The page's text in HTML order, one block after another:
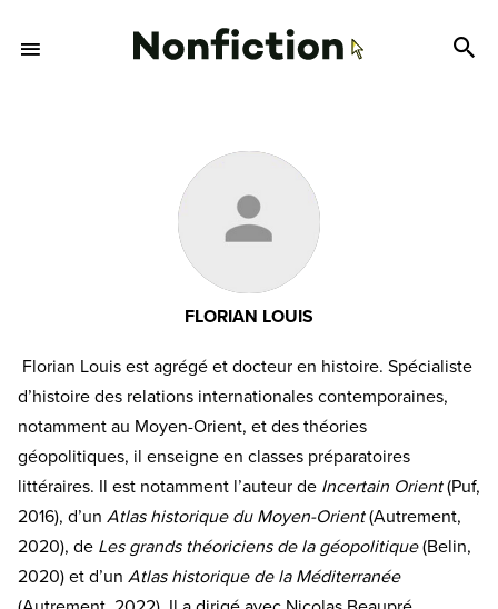
FLORIAN LOUIS
Florian Louis est agrégé et docteur en histoire. Spécialiste
d’histoire des relations internationales contemporaines,
notamment au Moyen-Orient, et des théories
géopolitiques, il enseigne en classes préparatoires
littéraires. Il est notamment l’auteur de Incertain Orient(Puf,
2016), d’un Atlas historique du Moyen-Orient(Autrement,
2020), de Les grands théoriciens de la géopolitique(Belin,
2020) et d’un Atlas historique de la Méditerranée